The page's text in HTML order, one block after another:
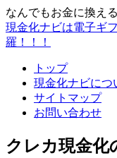
なんでもお金に換え
現金化ナビは電子ギ
羅！！！
トップ
現金化ナビにつ
サイトマップ
お問い合わせ
クレカ現金化